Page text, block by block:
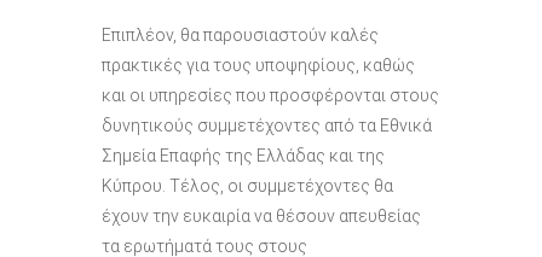
Επιπλέον, θα παρουσιαστούν καλές
πρακτικές για τους υποψηφίους, καθώς
και οι υπηρεσίες που προσφέρονται στους
δυνητικούς συμμετέχοντες από τα Εθνικά
Σημεία Επαφής της Ελλάδας και της
Κύπρου. Τέλος, οι συμμετέχοντες θα
έχουν την ευκαιρία να θέσουν απευθείας
τα ερωτήματά τους στους